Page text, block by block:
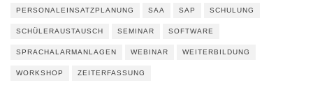
PERSONALEINSATZPLANUNG SAA SAP SCHULUNG
SCHÜLERAUSTAUSCH SEMINAR SOFTWARE
SPRACHALARMANLAGEN WEBINAR WEITERBILDUNG
WORKSHOP ZEITERFASSUNG